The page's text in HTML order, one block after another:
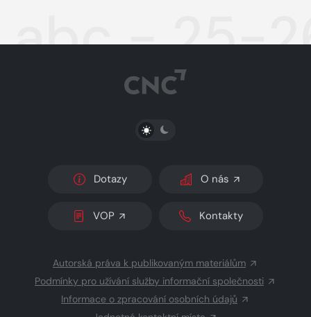
abc - 25-
PŘEPNOUT SVĚTLÝ/TMAVÝ REŽIM
Dotazy O nás
VOP Kontakty
Autorská práva k publikovaným materiálům
Podmínky pro užívání služby informační společnosti
Informace o zpracování osobních údajů